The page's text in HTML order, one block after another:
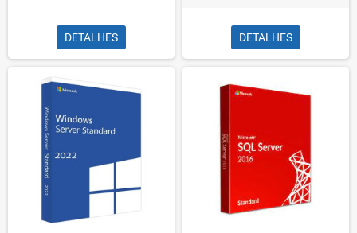
DETALHES DETALHES